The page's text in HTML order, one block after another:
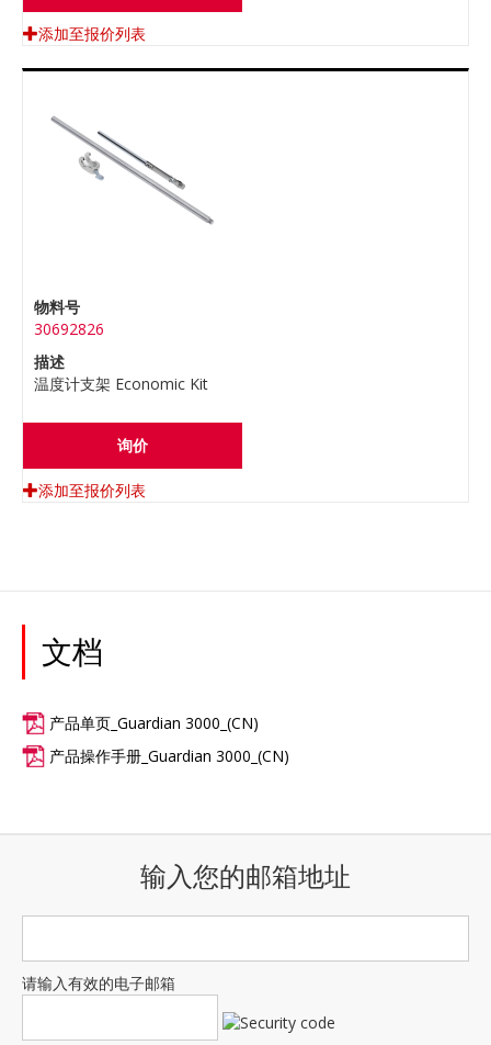
添加至报价列表
物料号
30692826
描述
温度计支架 Economic Kit
询价
添加至报价列表
文档
产品单页_Guardian 3000_(CN)
产品操作手册_Guardian 3000_(CN)
输入您的邮箱地址
请输入有效的电子邮箱